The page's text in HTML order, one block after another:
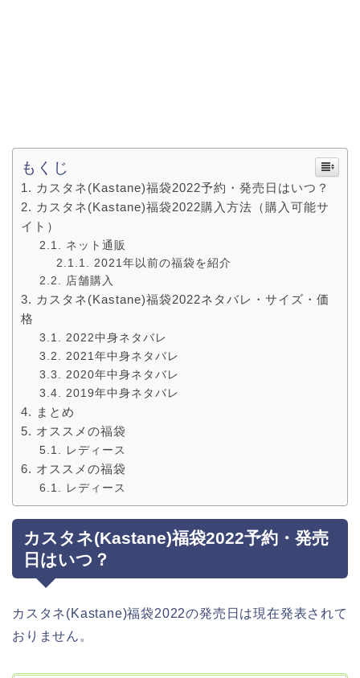
もくじ
カスタネ(Kastane)福袋2022予約・発売日はいつ？
カスタネ(Kastane)福袋2022購入方法（購入可能サ
イト）
ネット通販
2021年以前の福袋を紹介
店舗購入
カスタネ(Kastane)福袋2022ネタバレ・サイズ・価
格
2022中身ネタバレ
2021年中身ネタバレ
2020年中身ネタバレ
2019年中身ネタバレ
まとめ
オススメの福袋
レディース
オススメの福袋
レディース
カスタネ(Kastane)福袋2022予約・発売
日はいつ？
カスタネ(Kastane)福袋2022の発売日は現在発表されて
おりません。